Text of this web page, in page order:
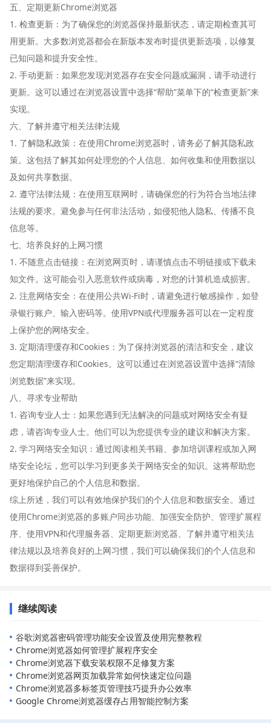
五、定期更新Chrome浏览器
1. 检查更新：为了确保您的浏览器保持最新状态，请定期检查其可
用更新。大多数浏览器都会在新版本发布时提供更新选项，以修复
已知问题和提升安全性。
2. 手动更新：如果您发现浏览器存在安全问题或漏洞，请手动进行
更新。这可以通过在浏览器设置中选择“帮助”菜单下的“检查更新”来
实现。
六、了解并遵守相关法律法规
1. 了解隐私政策：在使用Chrome浏览器时，请务必了解其隐私政
策。这包括了解其如何处理您的个人信息、如何收集和使用数据以
及如何共享数据。
2. 遵守法律法规：在使用互联网时，请确保您的行为符合当地法律
法规的要求。避免参与任何非法活动，如侵犯他人隐私、传播不良
信息等。
七、培养良好的上网习惯
1. 不随意点击链接：在浏览网页时，请谨慎点击不明链接或下载未
知文件。这可能会引入恶意软件或病毒，对您的计算机造成损害。
2. 注意网络安全：在使用公共Wi-Fi时，请避免进行敏感操作，如登
录银行账户、输入密码等。使用VPN或代理服务器可以在一定程度
上保护您的网络安全。
3. 定期清理缓存和Cookies：为了保持浏览器的清洁和安全，建议
您定期清理缓存和Cookies。这可以通过在浏览器设置中选择“清除
浏览数据”来实现。
八、寻求专业帮助
1. 咨询专业人士：如果您遇到无法解决的问题或对网络安全有疑
虑，请咨询专业人士。他们可以为您提供专业的建议和解决方案。
2. 学习网络安全知识：通过阅读相关书籍、参加培训课程或加入网
络安全论坛，您可以学习到更多关于网络安全的知识。这将帮助您
更好地保护自己的个人信息和数据。
综上所述，我们可以有效地保护我们的个人信息和数据安全。通过
使用Chrome浏览器的多账户同步功能、加强安全防护、管理扩展程
序、使用VPN和代理服务器、定期更新浏览器、了解并遵守相关法
律法规以及培养良好的上网习惯，我们可以确保我们的个人信息和
数据得到妥善保护。
继续阅读
谷歌浏览器密码管理功能安全设置及使用完整教程
Chrome浏览器如何管理扩展程序安全
Chrome浏览器下载安装权限不足修复方案
Chrome浏览器网页加载异常如何快速定位问题
Chrome浏览器多标签页管理技巧提升办公效率
Google Chrome浏览器缓存占用智能控制方案